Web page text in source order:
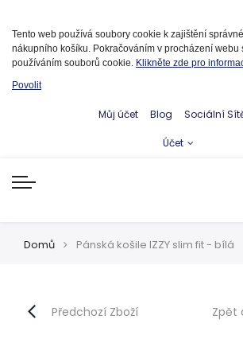
Tento web používá soubory cookie k zajištění
nákupního košíku. Pokračováním v procházení webu
používáním souborů cookie. Klikněte zde pro
Povolit
Můj účet Blog Sociální
Účet
Domů Pánská košile IZZY slim fit - bílá
Předchozí Zboží Zpět